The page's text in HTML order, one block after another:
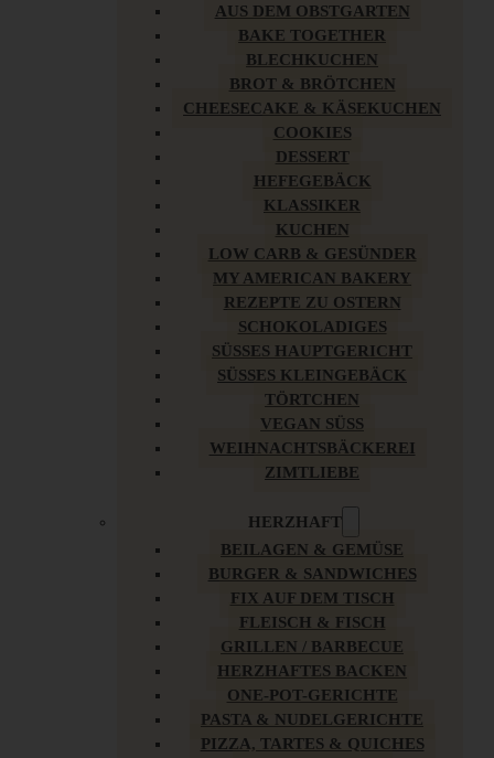
AUS DEM OBSTGARTEN
BAKE TOGETHER
BLECHKUCHEN
BROT & BRÖTCHEN
CHEESECAKE & KÄSEKUCHEN
COOKIES
DESSERT
HEFEGEBÄCK
KLASSIKER
KUCHEN
LOW CARB & GESÜNDER
MY AMERICAN BAKERY
REZEPTE ZU OSTERN
SCHOKOLADIGES
SÜSSES HAUPTGERICHT
SÜSSES KLEINGEBÄCK
TÖRTCHEN
VEGAN SÜSS
WEIHNACHTSBÄCKEREI
ZIMTLIEBE
HERZHAFT
BEILAGEN & GEMÜSE
BURGER & SANDWICHES
FIX AUF DEM TISCH
FLEISCH & FISCH
GRILLEN / BARBECUE
HERZHAFTES BACKEN
ONE-POT-GERICHTE
PASTA & NUDELGERICHTE
PIZZA, TARTES & QUICHES